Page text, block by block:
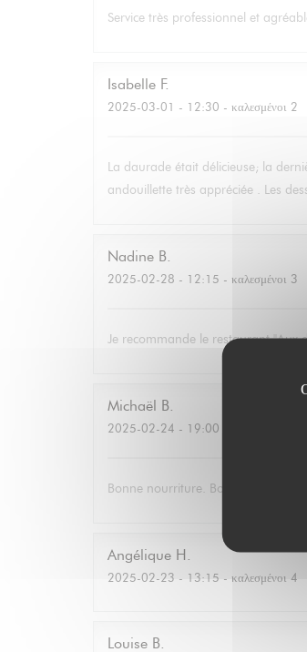
Service très professionnel et
Isabelle F
2025-03-01 - 12:30 - καλεσμένοι 2
La daurade était délicieuse; la
andouillette très appréciée . Les
Nadine B
2025-02-28 - 12:15 - καλεσμένοι 3
Je recommande le restaurant "Aux
Michaël B
2025-02-24 - 19:00 - καλεσμένοι 6
Bonne nourriture. Bonne ambiance.
Angélique H
2025-02-23 - 13:15 - καλεσμένοι 4
Louise B